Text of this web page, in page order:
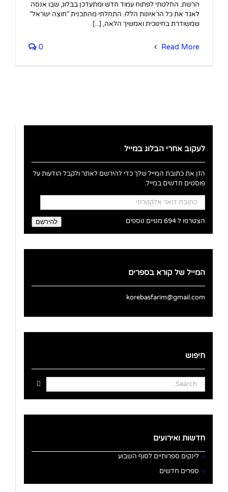
הרשת. החלטתי לפתוח עמוד חדש ומתעדכן בבלוג, שבו אנסה
לאגד את כל הראיונות הללו. התחלתי מהתכנית "חוצה ישראל"
שמשודרת בחינוכית ואמשיך הלאה, [...]
Read More
0
לעקוב אחרי הבלוג במייל
הזן את כתובת המייל שלך כדי להירשם לאתר ולקבל הודעות על
פוסטים חדשים במייל.
כתובת
דואר
אלקטרוני
להירשם הצטרפו ל 694 מנויים נוספים
המייל של קורא בספרים
korebasfarim@gmail.com
חיפוש
Search
for:
חדשות ואירועים
לינקים ספרותיים לסוף השבוע
ספרים חדשים